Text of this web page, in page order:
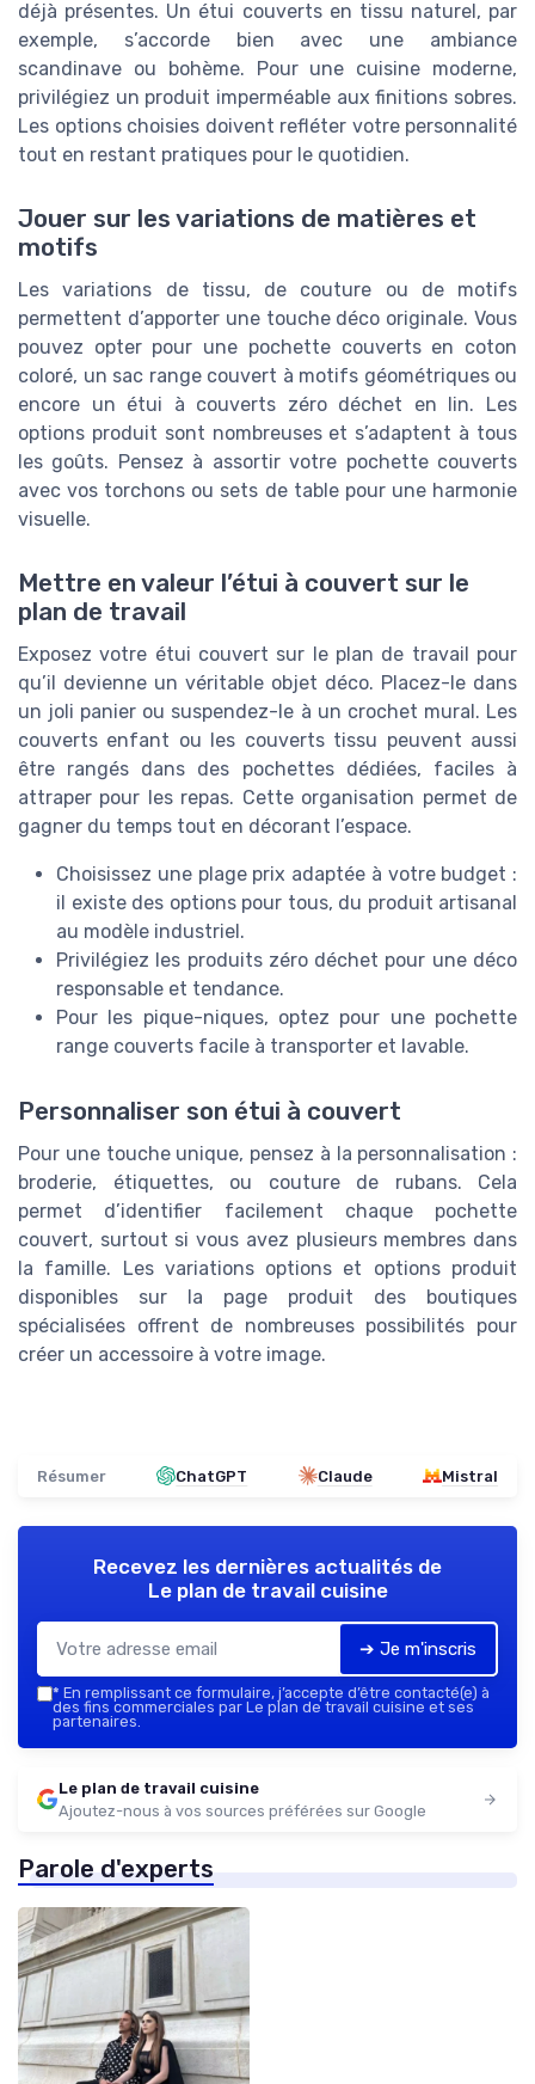
déjà présentes. Un étui couverts en tissu naturel, par
exemple, s’accorde bien avec une ambiance
scandinave ou bohème. Pour une cuisine moderne,
privilégiez un produit imperméable aux finitions sobres.
Les options choisies doivent refléter votre personnalité
tout en restant pratiques pour le quotidien.
Jouer sur les variations de matières et
motifs
Les variations de tissu, de couture ou de motifs
permettent d’apporter une touche déco originale. Vous
pouvez opter pour une pochette couverts en coton
coloré, un sac range couvert à motifs géométriques ou
encore un étui à couverts zéro déchet en lin. Les
options produit sont nombreuses et s’adaptent à tous
les goûts. Pensez à assortir votre pochette couverts
avec vos torchons ou sets de table pour une harmonie
visuelle.
Mettre en valeur l’étui à couvert sur le
plan de travail
Exposez votre étui couvert sur le plan de travail pour
qu’il devienne un véritable objet déco. Placez-le dans
un joli panier ou suspendez-le à un crochet mural. Les
couverts enfant ou les couverts tissu peuvent aussi
être rangés dans des pochettes dédiées, faciles à
attraper pour les repas. Cette organisation permet de
gagner du temps tout en décorant l’espace.
Choisissez une plage prix adaptée à votre budget :
il existe des options pour tous, du produit artisanal
au modèle industriel.
Privilégiez les produits zéro déchet pour une déco
responsable et tendance.
Pour les pique-niques, optez pour une pochette
range couverts facile à transporter et lavable.
Personnaliser son étui à couvert
Pour une touche unique, pensez à la personnalisation :
broderie, étiquettes, ou couture de rubans. Cela
permet d’identifier facilement chaque pochette
couvert, surtout si vous avez plusieurs membres dans
la famille. Les variations options et options produit
disponibles sur la page produit des boutiques
spécialisées offrent de nombreuses possibilités pour
créer un accessoire à votre image.
Résumer ChatGPT Claude Mistral
Recevez les dernières actualités de
Le plan de travail cuisine
➔ Je m'inscris
* En remplissant ce formulaire, j’accepte d’être contacté(e) à
des fins commerciales par Le plan de travail cuisine et ses
partenaires.
Le plan de travail cuisine
Ajoutez-nous à vos sources préférées sur Google
Parole d'experts